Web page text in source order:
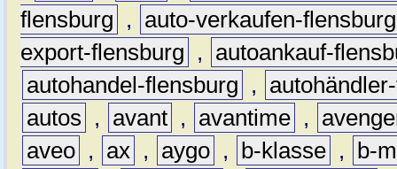
flensburg
,
auto-verkaufen-flensburg
export-flensburg
,
autoankauf-
autohandel-flensburg
,
autos
, avant , avantime ,
aveo , ax , aygo , b-klasse ,
b-